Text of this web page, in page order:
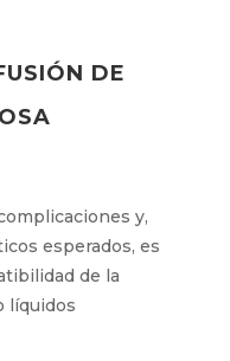
DE
y,
esperados, es
de la
líquidos